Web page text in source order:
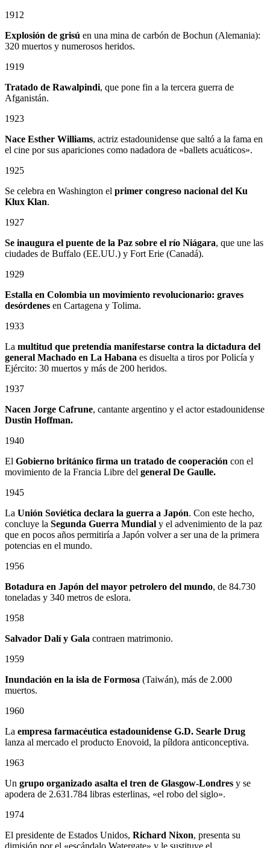
1912
Explosión de grisú en una mina de carbón de Bochun (Alemania):
320 muertos y numerosos heridos.
1919
Tratado de Rawalpindi, que pone fin a la tercera guerra de
Afganistán.
1923
Nace Esther Williams, actriz estadounidense que saltó a la fama en
el cine por sus apariciones como nadadora de «ballets acuáticos».
1925
Se celebra en Washington el primer congreso nacional del Ku
Klux Klan.
1927
Se inaugura el puente de la Paz sobre el río Niágara, que une las
ciudades de Buffalo (EE.UU.) y Fort Erie (Canadá).
1929
Estalla en Colombia un movimiento revolucionario: graves
desórdenes en Cartagena y Tolima.
1933
La multitud que pretendía manifestarse contra la dictadura del
general Machado en La Habana es disuelta a tiros por Policía y
Ejército: 30 muertos y más de 200 heridos.
1937
Nacen Jorge Cafrune, cantante argentino y el actor estadounidense
Dustin Hoffman.
1940
El Gobierno británico firma un tratado de cooperación con el
movimiento de la Francia Libre del general De Gaulle.
1945
La Unión Soviética declara la guerra a Japón. Con este hecho,
concluye la Segunda Guerra Mundial y el advenimiento de la paz
que en pocos años permitiría a Japón volver a ser una de la primera
potencias en el mundo.
1956
Botadura en Japón del mayor petrolero del mundo, de 84.730
toneladas y 340 metros de eslora.
1958
Salvador Dalí y Gala contraen matrimonio.
1959
Inundación en la isla de Formosa (Taiwán), más de 2.000
muertos.
1960
La empresa farmacéutica estadounidense G.D. Searle Drug
lanza al mercado el producto Enovoid, la píldora anticonceptiva.
1963
Un grupo organizado asalta el tren de Glasgow-Londres y se
apodera de 2.631.784 libras esterlinas, «el robo del siglo».
1974
El presidente de Estados Unidos, Richard Nixon, presenta su
dimisión por el «escándalo Watergate» y le sustituye el